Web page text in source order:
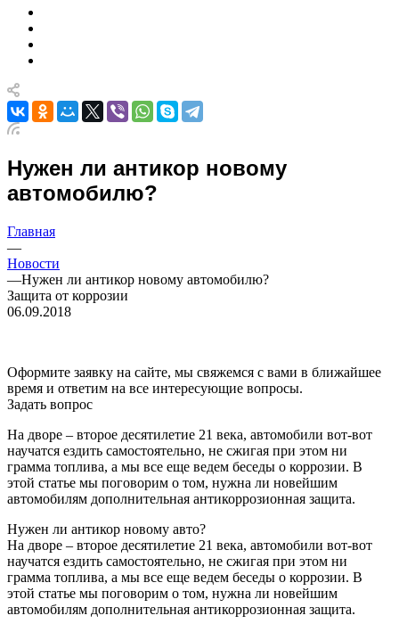
Нужен ли антикор новому
автомобилю?
Главная
—
Новости
—Нужен ли антикор новому автомобилю?
Защита от коррозии
06.09.2018
Оформите заявку на сайте, мы свяжемся с вами в ближайшее
время и ответим на все интересующие вопросы.
Задать вопрос
На дворе – второе десятилетие 21 века, автомобили вот-вот
научатся ездить самостоятельно, не сжигая при этом ни
грамма топлива, а мы все еще ведем беседы о коррозии. В
этой статье мы поговорим о том, нужна ли новейшим
автомобилям дополнительная антикоррозионная защита.
Нужен ли антикор новому авто?
На дворе – второе десятилетие 21 века, автомобили вот-вот
научатся ездить самостоятельно, не сжигая при этом ни
грамма топлива, а мы все еще ведем беседы о коррозии. В
этой статье мы поговорим о том, нужна ли новейшим
автомобилям дополнительная антикоррозионная защита.